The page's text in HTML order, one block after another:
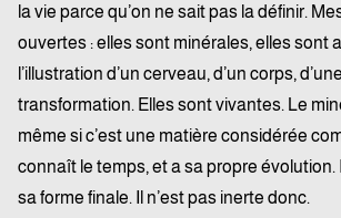
la vie parce qu’on ne sait pas la définir.
ouvertes : elles sont minérales, elles sont
l’illustration d’un cerveau, d’un corps,
transformation. Elles sont vivantes. Le
même si c’est une matière considérée
connaît le temps, et a sa propre évolution.
sa forme finale. Il n’est pas inerte donc.